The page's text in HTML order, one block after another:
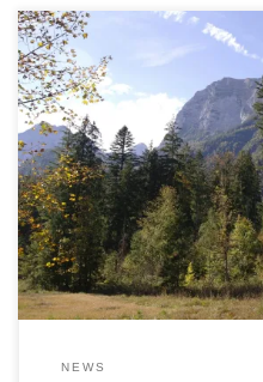
Aufgrund technischer
„Weather Station“ musste ich
überarbeiten. Zur Erklärung:
Messgeräte) hat seine
Aktualisierung wurde vom
„Weather Station“ nicht
Dadurch habe ich seit Januar
meinen eigenen […]
NEWS